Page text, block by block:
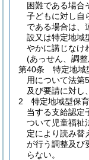
困難である場合
子どもに対し自
である場合は、
設又は特定地域
やかに講じなけ
(あっせん、調
第40条
特定地域
用について法第
及び要請に対し
2
特定地域型保
当する支給認定
ついて児童福祉
定により読み替
が行う調整及び
らない。